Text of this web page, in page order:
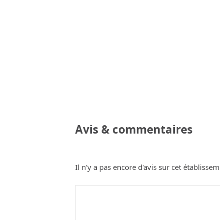
Avis & commentaires
Il n'y a pas encore d'avis sur cet